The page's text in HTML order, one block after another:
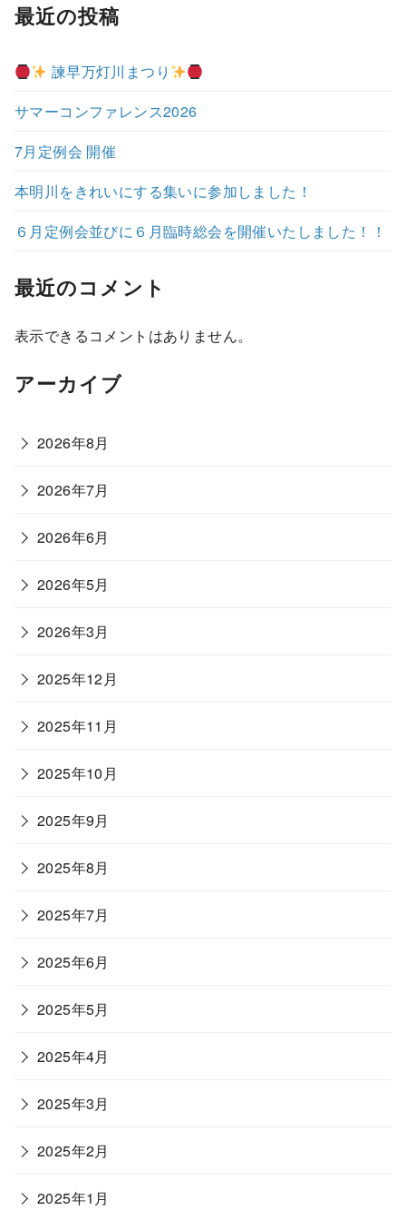
最近の投稿
諫早万灯川まつり
サマーコンファレンス2026
7月定例会 開催
本明川をきれいにする集いに参加しました！
６月定例会並びに６月臨時総会を開催いたしました！！
最近のコメント
表示できるコメントはありません。
アーカイブ
2026年8月
2026年7月
2026年6月
2026年5月
2026年3月
2025年12月
2025年11月
2025年10月
2025年9月
2025年8月
2025年7月
2025年6月
2025年5月
2025年4月
2025年3月
2025年2月
2025年1月